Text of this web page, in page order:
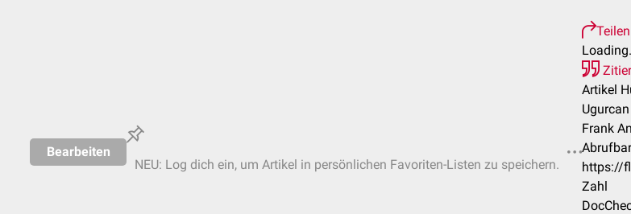
Bearbeiten
NEU: Log dich ein, um Artikel in persönlichen Favoriten-Listen zu speichern.
Teilen
Artikel
Frank
https://
Zahl